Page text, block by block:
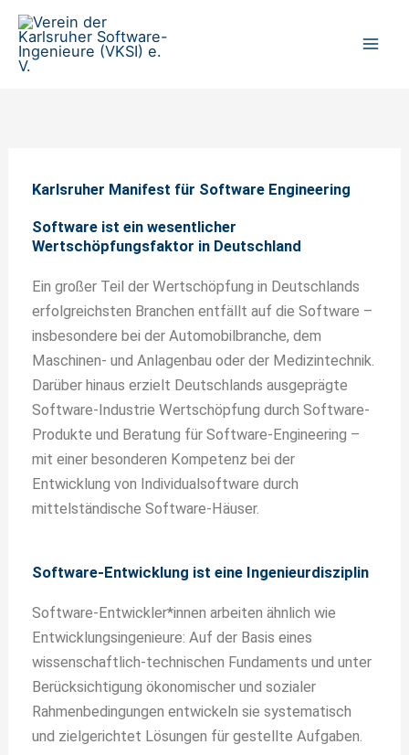
Zum
Inhalt
springen
Karlsruher Manifest für Software Engineering
Software ist ein wesentlicher
Wertschöpfungsfaktor in Deutschland
Ein großer Teil der Wertschöpfung in Deutschlands
erfolgreichsten Branchen entfällt auf die Software –
insbesondere bei der Automobilbranche, dem
Maschinen- und Anlagenbau oder der Medizintechnik.
Darüber hinaus erzielt Deutschlands ausgeprägte
Software-Industrie Wertschöpfung durch Software-
Produkte und Beratung für Software-Engineering –
mit einer besonderen Kompetenz bei der
Entwicklung von Individualsoftware durch
mittelständische Software-Häuser.
Software-Entwicklung ist eine Ingenieurdisziplin
Software-Entwickler*innen arbeiten ähnlich wie
Entwicklungsingenieure: Auf der Basis eines
wissenschaftlich-technischen Fundaments und unter
Berücksichtigung ökonomischer und sozialer
Rahmenbedingungen entwickeln sie systematisch
und zielgerichtet Lösungen für gestellte Aufgaben.